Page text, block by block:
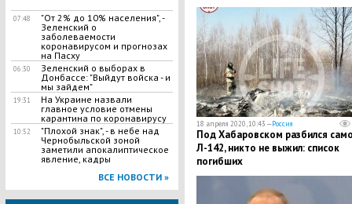
07:48
"От 2% до 10% населения", -
Зеленский о
заболеваемости
коронавирусом и прогнозах
на Пасху
06:30
Зеленский о выборах в
Донбассе: "Выйдут войска - и
мы зайдем"
19:31
На Украине назвали
главное условие отмены
карантина по коронавирусу
10:52
"Плохой знак", - в небе над
Чернобыльской зоной
заметили апокалиптическое
явление, кадры
ВСЕ НОВОСТИ »
18 апреля 2020, 10:43 —Россия
Под Хабаровском разбился
Л-142, никто не выжил: список
погибших